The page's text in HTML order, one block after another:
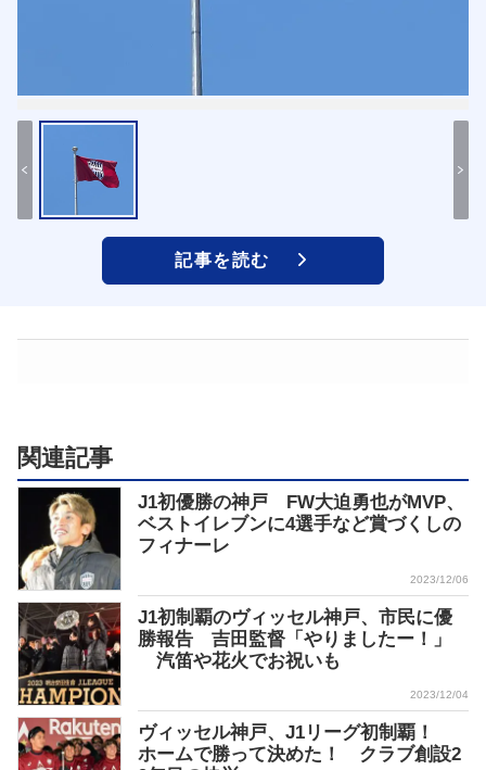
記事を読む
関連記事
J1初優勝の神戸 FW大迫勇也がMVP、
ベストイレブンに4選手など賞づくしの
フィナーレ
2023/12/06
J1初制覇のヴィッセル神戸、市民に優
勝報告 吉田監督「やりましたー！」
汽笛や花火でお祝いも
2023/12/04
ヴィッセル神戸、J1リーグ初制覇！
ホームで勝って決めた！ クラブ創設2